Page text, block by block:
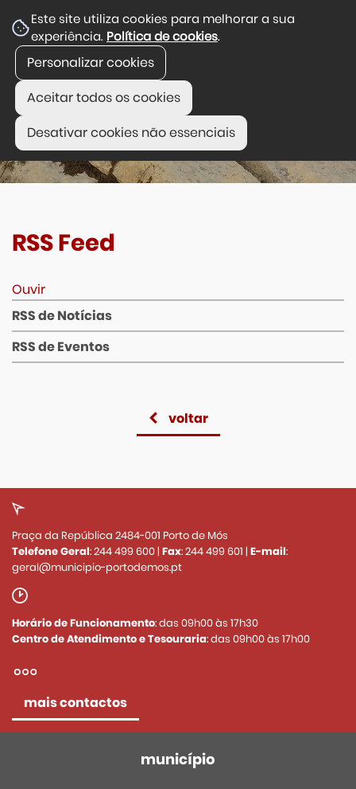
Este site utiliza cookies para melhorar a sua
experiência. Política de cookies.
Personalizar cookies
Aceitar todos os cookies
Desativar cookies não essenciais
RSS Feed
Ouvir
RSS de Notícias
RSS de Eventos
voltar
Praça da República 2484-001 Porto de Mós
Telefone Geral:244 499 600| Fax:244 499 601 | E-mail:
geral@municipio-portodemos.pt
Horário de Funcionamento: das 09h00 às 17h30
Centro de Atendimento e Tesouraria: das 09h00 às 17h00
mais contactos
município